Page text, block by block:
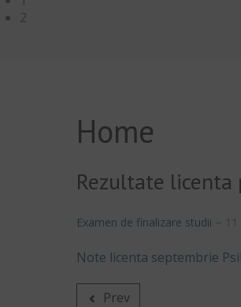
2
Home
Rezultate
Examen de finalizare studii
Note licenta septembrie
Prev